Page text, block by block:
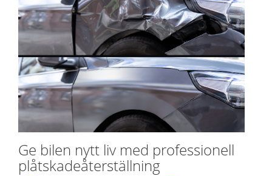
Ge bilen nytt liv med professionell
plåtskadeåterställning